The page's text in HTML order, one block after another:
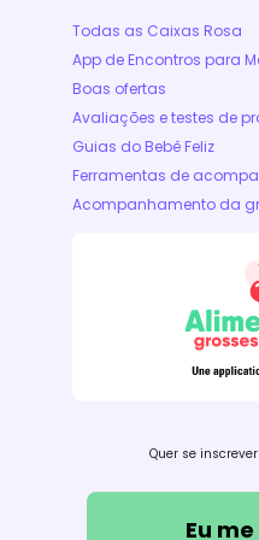
Todas as Caixas Rosa
App de Encontros para
Boas ofertas
Avaliações e testes de
Guias do Bebê Feliz
Ferramentas de
Acompanhamento da
Quer se
Eu